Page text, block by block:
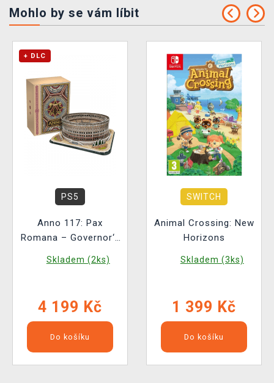
Mohlo by se vám líbit
+ DLC
PS5
Anno 117: Pax
Romana – Governor‘s
Skladem (2ks)
4 199 Kč
Do košíku
SWITCH
Animal Crossing: New
Horizons
Skladem (3ks)
1 399 Kč
Do košíku